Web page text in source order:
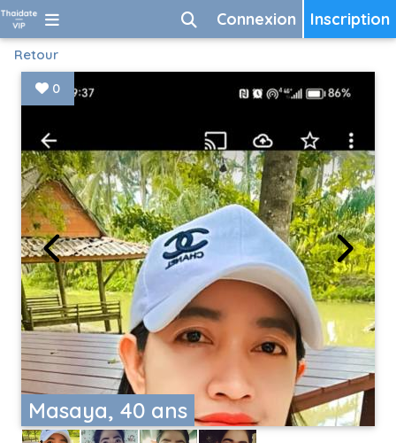
Inscription
Connexion
Retour
Masaya, 40 ans
0